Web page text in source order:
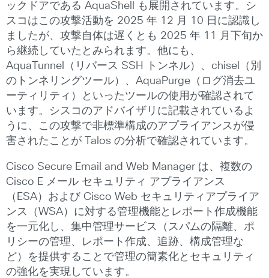
ックドアである AquaShell も展開されています。シ
スコはこの攻撃活動を 2025 年 12 月 10 日に認識し
ましたが、攻撃自体は遅くとも 2025 年 11 月下旬か
ら継続していたとみられます。他にも、
AquaTunnel（リバース SSH トンネル）、chisel（別
のトンネリングツール）、AquaPurge（ログ消去ユ
ーティリティ）といったツールの使用が確認されて
います。シスコのアドバイザリに記載されているよ
うに、この攻撃で非標準構成のアプライアンスが侵
害されたことが Talos の分析で確認されています。
Cisco Secure Email and Web Manager は、複数の
Cisco E メール セキュリティ アプライアンス
（ESA）および Cisco Web セキュリティアプライア
ンス（WSA）に対する管理機能とレポート作成機能
を一元化し、集中管理サービス（スパムの隔離、ポ
リシーの管理、レポート作成、追跡、構成管理な
ど）を提供することで管理の簡素化とセキュリティ
の強化を実現しています。